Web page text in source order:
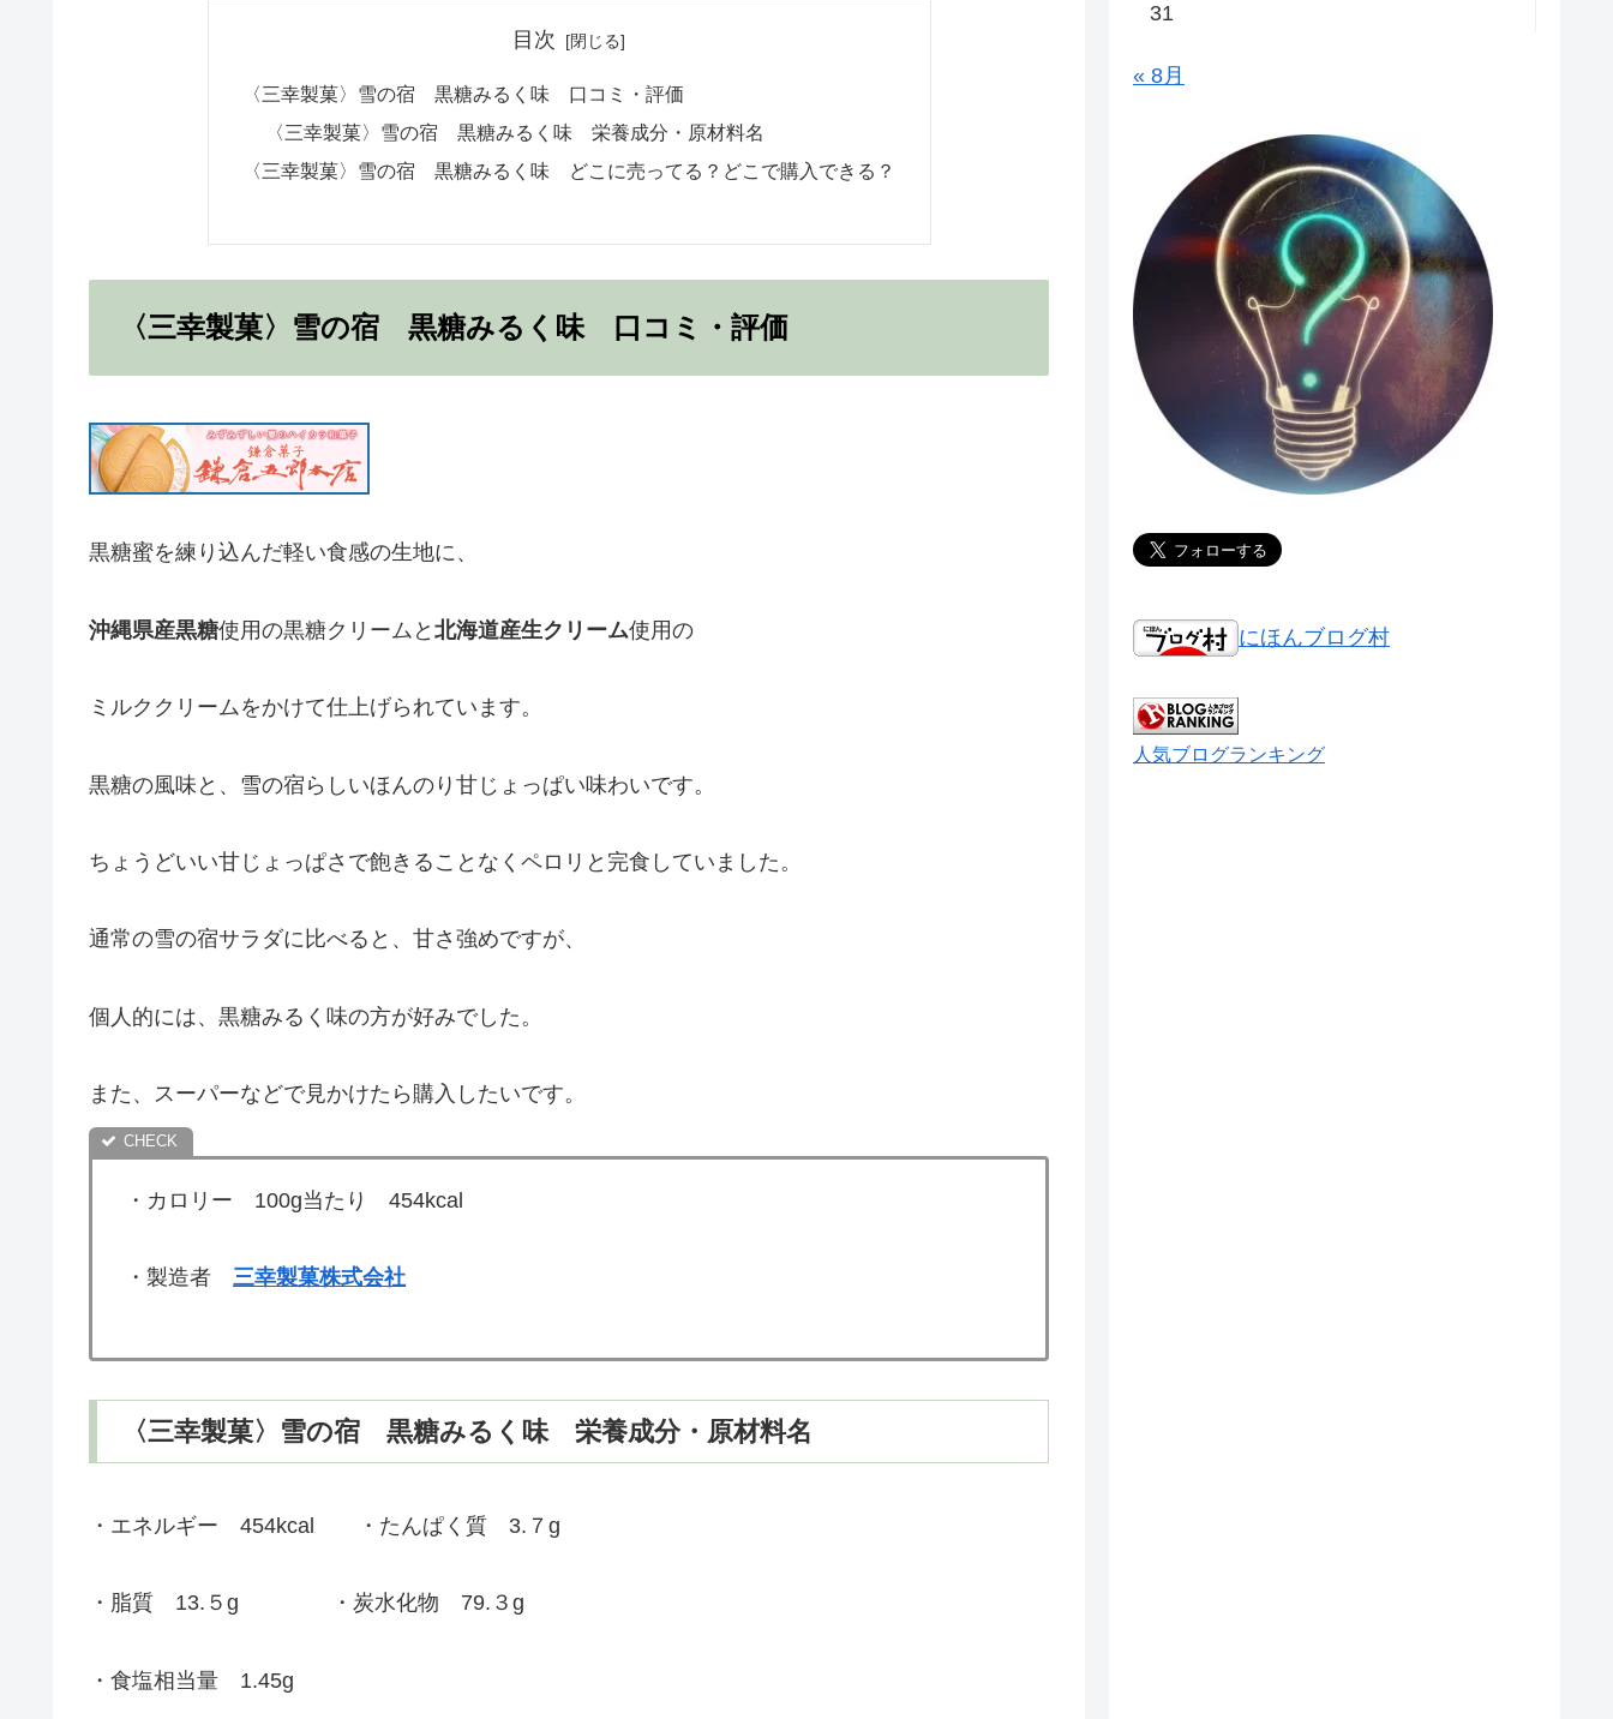
目次
〈三幸製菓〉雪の宿 黒糖みるく味 口コミ・評価
〈三幸製菓〉雪の宿 黒糖みるく味 栄養成分・原材料名
〈三幸製菓〉雪の宿 黒糖みるく味 どこに売ってる？どこで購入できる？
〈三幸製菓〉雪の宿 黒糖みるく味 口コミ・評価
黒糖蜜を練り込んだ軽い食感の生地に、
沖縄県産黒糖使用の黒糖クリームと 北海道産生クリーム使用の
ミルククリームをかけて仕上げられています。
黒糖の風味と、雪の宿らしいほんのり甘じょっぱい味わいです。
ちょうどいい甘じょっぱさで飽きることなくペロリと完食していました。
通常の雪の宿サラダに比べると、甘さ強めですが、
個人的には、黒糖みるく味の方が好みでした。
また、スーパーなどで見かけたら購入したいです。
・カロリー 100g当たり 454kcal
・製造者 三幸製菓株式会社
〈三幸製菓〉雪の宿 黒糖みるく味 栄養成分・原材料名
・エネルギー 454kcal ・たんぱく質 3.７g
・脂質 13.５g ・炭水化物 79.３g
・食塩相当量 1.45g
31
« 8月
にほんブログ村
人気ブログランキング